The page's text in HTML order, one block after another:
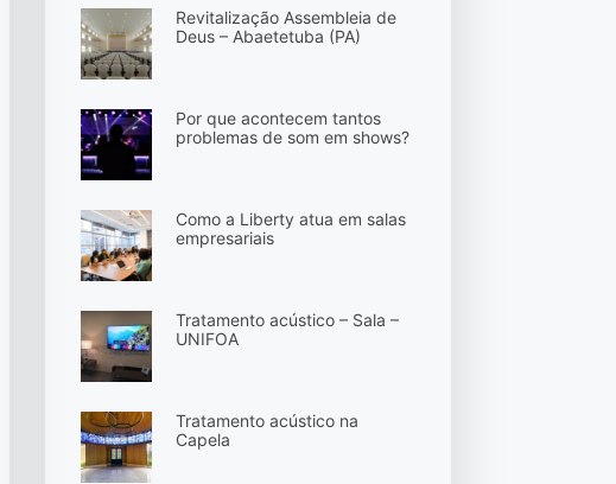
Revitalização Assembleia de
Deus – Abaetetuba (PA)
Por que acontecem tantos
problemas de som em shows?
Como a Liberty atua em salas
empresariais
Tratamento acústico – Sala –
UNIFOA
Tratamento acústico na
Capela